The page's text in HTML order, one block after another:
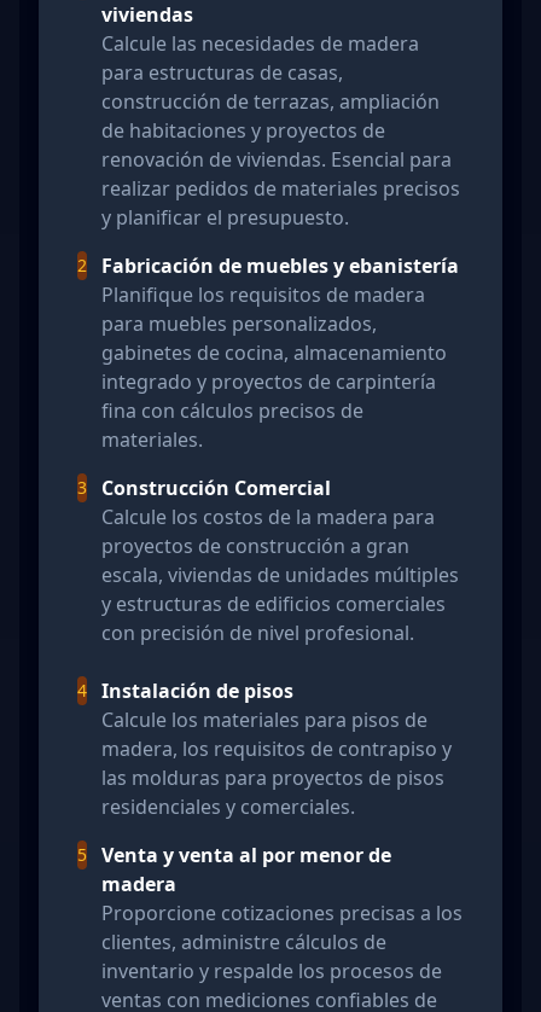
viviendas
Calcule las necesidades de madera
para estructuras de casas,
construcción de terrazas, ampliación
de habitaciones y proyectos de
renovación de viviendas. Esencial para
realizar pedidos de materiales precisos
y planificar el presupuesto.
2
Fabricación de muebles y ebanistería
Planifique los requisitos de madera
para muebles personalizados,
gabinetes de cocina, almacenamiento
integrado y proyectos de carpintería
fina con cálculos precisos de
materiales.
3
Construcción Comercial
Calcule los costos de la madera para
proyectos de construcción a gran
escala, viviendas de unidades múltiples
y estructuras de edificios comerciales
con precisión de nivel profesional.
4
Instalación de pisos
Calcule los materiales para pisos de
madera, los requisitos de contrapiso y
las molduras para proyectos de pisos
residenciales y comerciales.
5
Venta y venta al por menor de
madera
Proporcione cotizaciones precisas a los
clientes, administre cálculos de
inventario y respalde los procesos de
ventas con mediciones confiables de